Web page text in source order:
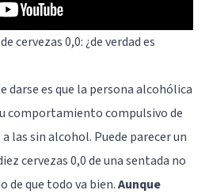
cervezas 0,0: ¿de verdad es
darse es que la persona alcohólica
comportamiento compulsivo de
las sin alcohol. Puede parecer un
cervezas 0,0 de una sentada no
de que todo va bien.Aunque